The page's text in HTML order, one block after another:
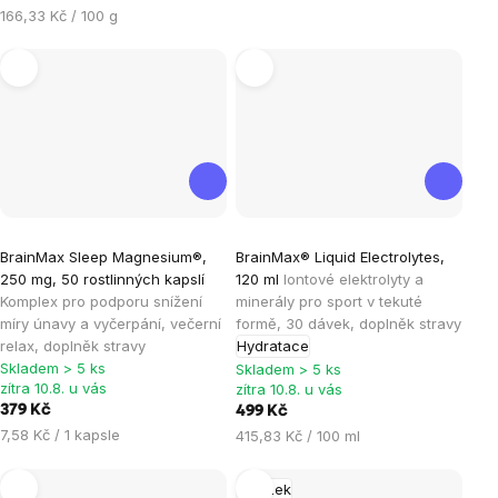
Měrná
166,33 Kč / 100 g
BrainMax Sleep Magnesium®,
250 mg, 50 rostlinných kapslí
Komplex pro podporu snížení
míry únavy a vyčerpání, večerní
relax, doplněk stravy
hodnocení
produktu
je
4,6
z
5
hvězdiček.
Skladem > 5 ks
zítra 10.8. u vás
379 Kč
Měrná
7,58 Kč / 1 kapsle
BrainMax® Liquid Electrolytes,
120 ml Iontové elektrolyty a
minerály pro sport v tekuté
formě, 30 dávek, doplněk stravy
Hydratace
hodnocení
produktu
je
5,0
z
5
hvězdiček.
Skladem > 5 ks
zítra 10.8. u vás
499 Kč
Měrná
415,83 Kč / 100 ml
Mozek